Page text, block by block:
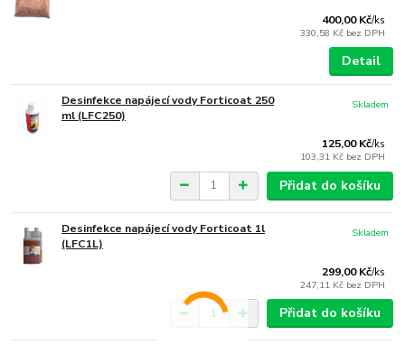
400,00 Kč/ks
330,58 Kč bez DPH
Detail
Desinfekce napájecí vody Forticoat 250
ml (LFC250)
125,00 Kč/ks
103,31 Kč bez DPH
Skladem
Přidat do košíku
Desinfekce napájecí vody Forticoat 1l
(LFC1L)
299,00 Kč/ks
247,11 Kč bez DPH
Skladem
Přidat do košíku